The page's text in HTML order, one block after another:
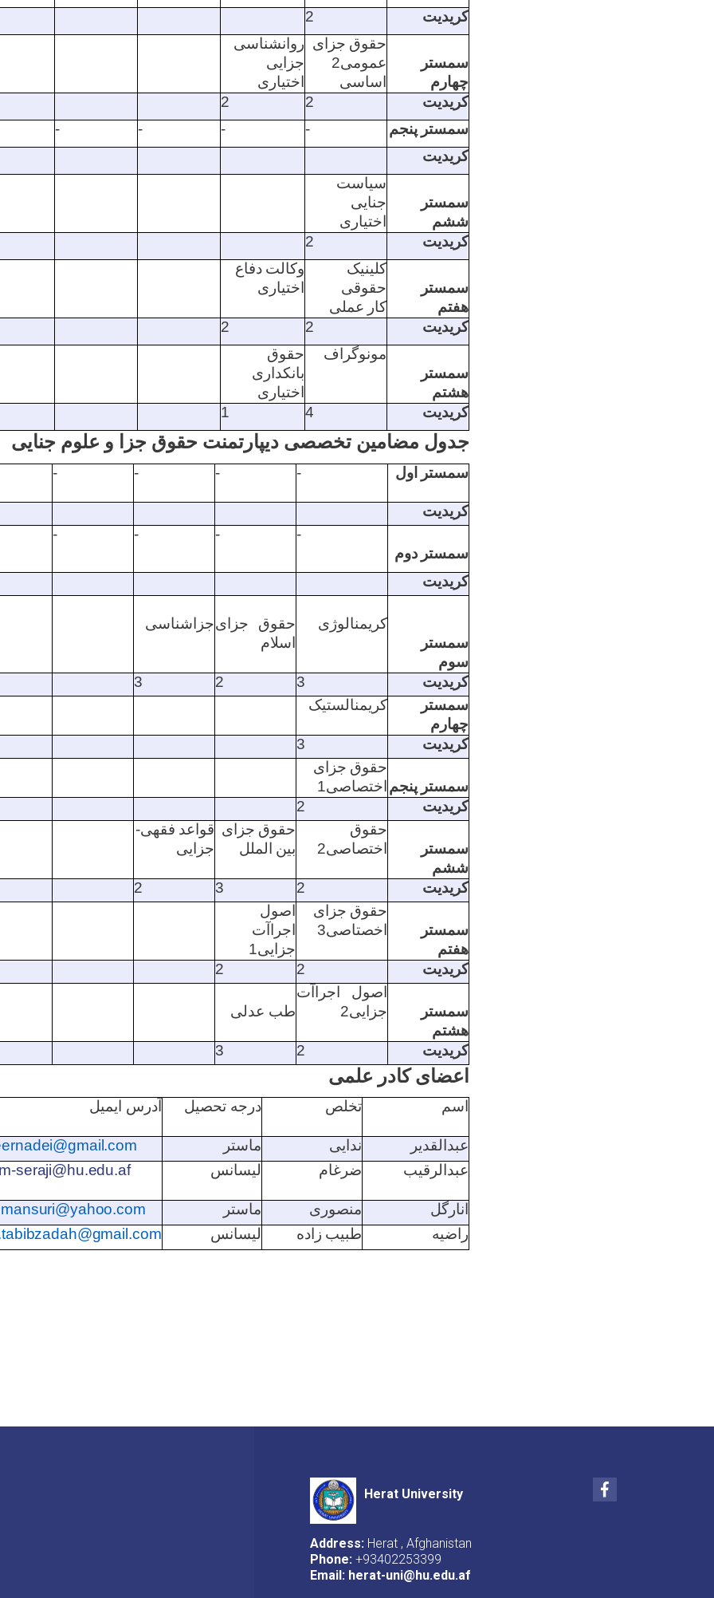
کریدیت
2
سمستر
چهارم
حقوق جزای
عمومی2
اساسی
روانشناسی
جزایی
اختیاری
کریدیت
2
2
سمستر پنجم -
-
-
-
کریدیت
سمستر
ششم
سیاست
جنایی
اختیاری
کریدیت
2
سمستر
هفتم
کلینیک
حقوقی
کار عملی
وکالت دفاع
اختیاری
کریدیت 2
2
سمستر
هشتم
مونوگراف
حقوق
بانکداری
اختیاری
کریدیت
4
1
جدول مضامین تخصصی دیپارتمنت حقوق جزا و علوم جنایی
سمستر اول -
-
-
-
کریدیت
سمستر دوم
-
-
-
-
کریدیت
سمستر
سوم
کریمنالوژی
حقوق جزای
اسلام
جزاشناسی
کریدیت 3
2
3
سمستر
چهارم
کریمنالستیک
کریدیت 3
سمستر پنجم
حقوق جزای
اختصاصی1
کریدیت
2
سمستر
ششم
حقوق
اختصاصی2
حقوق جزای
بین الملل
قواعد فقهی-
جزایی
کریدیت 2
3
2
سمستر
هفتم
حقوق جزای
اخصتاصی3
اصول
اجراآت
جزایی1
کریدیت
2
2
سمستر
هشتم
اصول اجراآت
جزایی2 طب عدلی
کریدیت 2
3
اعضای کادر علمی
اسم تخلص درجه تحصیل آدرس ایمیل
عبدالقدیر ندایی ماستر
عبدالرقیب
ضرغام لیسانس seraji@hu.edu.af
انارگل منصوری ماستر
راضیه
طبیب زاده لیسانس
Herat University
Facebook
Address: Herat , Afghanistan
Phone: +93402253399
Email: herat-uni@hu.edu.af